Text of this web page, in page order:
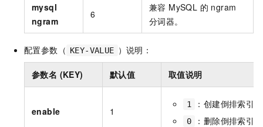
mysql
ngram
6
兼容 MySQL 的 ngram
分词器。
配置参数（ KEY-VALUE ）说明：
参数名 (KEY) 默认值 取值说明
enable 1
1 ：创建倒排索引
0 ：删除倒排索引